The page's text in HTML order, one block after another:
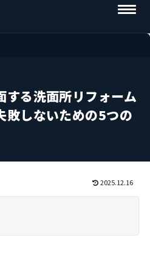
する洗面所リフォーム
敗しないための5つの
2025.12.16